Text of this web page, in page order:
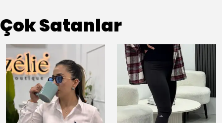
Çok Satanlar